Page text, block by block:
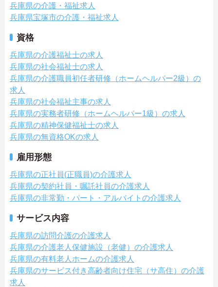
兵庫県の介護・福祉求人
兵庫県宝塚市の介護・福祉求人
資格
兵庫県の介護福祉士の求人
兵庫県の社会福祉士の求人
兵庫県の介護職員初任者研修（ホームヘルパー2級）の
求人
兵庫県の社会福祉主事の求人
兵庫県の実務者研修（ホームヘルパー1級）の求人
兵庫県の精神保健福祉士の求人
兵庫県の無資格OKの求人
雇用形態
兵庫県の正社員(正職員)の介護求人
兵庫県の契約社員・嘱託社員の介護求人
兵庫県の非常勤・パート・アルバイトの介護求人
サービス内容
兵庫県の訪問介護の介護求人
兵庫県の介護老人保健施設（老健）の介護求人
兵庫県の有料老人ホームの介護求人
兵庫県のサービス付き高齢者向け住宅（サ高住）の介護
求人